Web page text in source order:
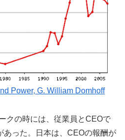
Power, G. William Domhoff
クの時には、従業員とCEOで
あった。日本は、CEOの報酬が